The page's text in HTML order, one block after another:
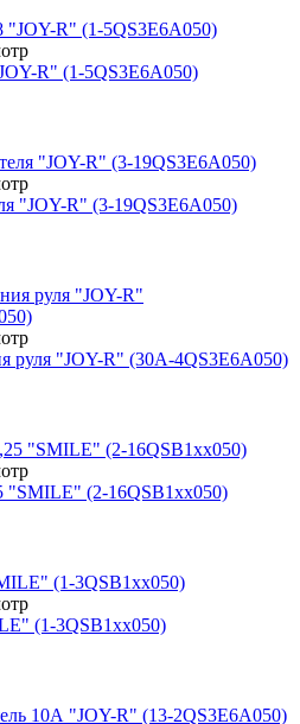
R" (1-5QS3E6A050)
"JOY-R" (3-19QS3E6A050)
руля "JOY-R" (30А-4QS3E6A050)
"SMILE" (2-16QSB1xx050)
(1-3QSB1xx050)